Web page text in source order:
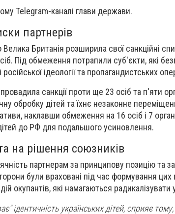
Telegram-каналі глави держави.
партнерів
Британія розширила свої санкційні
Під обмеження потрапили суб'єкти, які
російської ідеології та пропагандистських
санкції проти ще 23 осіб та п'яти
обробку дітей та їхнє незаконне
наклавши обмеження на 16 осіб і 7
до РФ для подальшого усиновлення.
на рішення союзників
партнерам за принципову позицію та
були враховані під час формування
окупантів, які намагаються радикалізувати
ідентичність українських дітей, сприяє